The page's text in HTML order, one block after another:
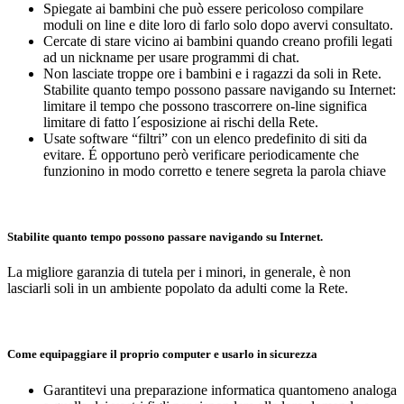
Spiegate ai bambini che può essere pericoloso compilare
moduli on line e dite loro di farlo solo dopo avervi consultato.
Cercate di stare vicino ai bambini quando creano profili legati
ad un nickname per usare programmi di chat.
Non lasciate troppe ore i bambini e i ragazzi da soli in Rete.
Stabilite quanto tempo possono passare navigando su Internet:
limitare il tempo che possono trascorrere on-line significa
limitare di fatto l´esposizione ai rischi della Rete.
Usate software “filtri” con un elenco predefinito di siti da
evitare. É opportuno però verificare periodicamente che
funzionino in modo corretto e tenere segreta la parola chiave
Stabilite quanto tempo possono passare navigando su Internet.
La migliore garanzia di tutela per i minori, in generale, è non
lasciarli soli in un ambiente popolato da adulti come la Rete.
Come equipaggiare il proprio computer e usarlo in sicurezza
Garantitevi una preparazione informatica quantomeno analoga